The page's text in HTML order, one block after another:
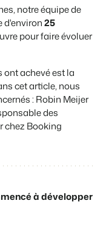
de site.
locatifs.
ouverte.
l'industrie
événements
notre équipe de
d'environ25
pour faire évoluer
ont achevé est la
cet article, nous
: Robin Meijer
des
chez Booking
à développer